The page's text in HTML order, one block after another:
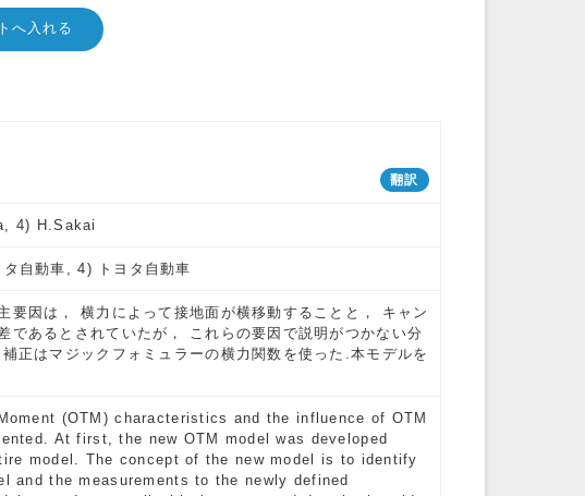
へ入れる
翻訳
4) H.Sakai
自動車, 4) トヨタ自動車
要因は， 横力によって接地面が横移動することと， キャン
であるとされていたが， これらの要因で説明がつかない分
正はマジックフォミュラーの横力関数を使った.本モデルを
(OTM) characteristics and the influence of OTM
At first, the new OTM model was developed
model. The concept of the new model is to identify
and the measurements to the newly defined